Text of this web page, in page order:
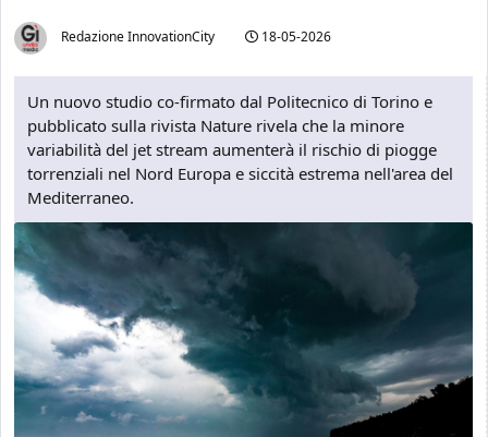
Redazione InnovationCity 18-05-2026
Un nuovo studio co-firmato dal Politecnico di Torino e
pubblicato sulla rivista Nature rivela che la minore
variabilità del jet stream aumenterà il rischio di piogge
torrenziali nel Nord Europa e siccità estrema nell'area del
Mediterraneo.